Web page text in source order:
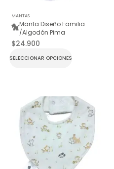
MANTAS
Manta Diseño Familia
/Algodón Pima
$24.900
SELECCIONAR OPCIONES